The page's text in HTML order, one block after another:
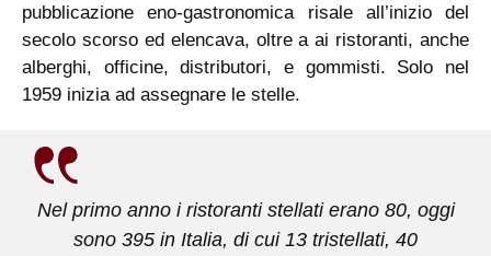
pubblicazione eno-gastronomica risale all’inizio del
secolo scorso ed elencava, oltre a ai ristoranti, anche
alberghi, officine, distributori, e gommisti. Solo nel
1959 inizia ad assegnare le stelle.
Nel primo anno i ristoranti stellati erano 80, oggi
sono 395 in Italia, di cui 13 tristellati, 40